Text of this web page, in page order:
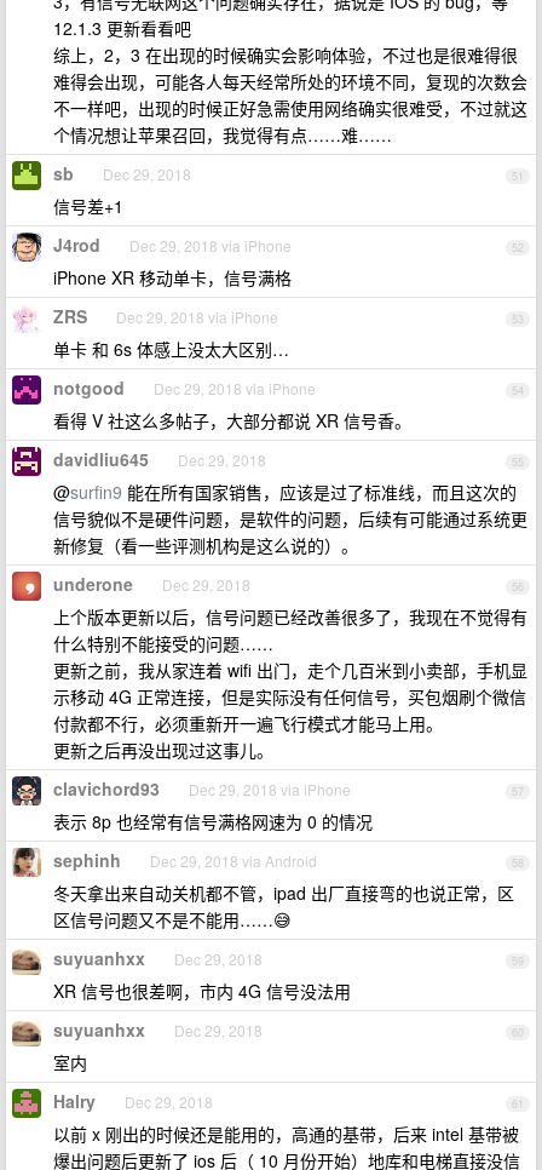
12.1.3 更新看看吧
综上，2，3 在出现的时候确实会影响体验，不过也是很难得很
难得会出现，可能各人每天经常所处的环境不同，复现的次数会
不一样吧，出现的时候正好急需使用网络确实很难受，不过就这
个情况想让苹果召回，我觉得有点……难……
51
sb Dec 29, 2018
信号差+1
52
J4rod Dec 29, 2018 via iPhone
iPhone XR 移动单卡，信号满格
53
ZRS Dec 29, 2018 via iPhone
单卡 和 6s 体感上没太大区别…
54
notgood Dec 29, 2018 via iPhone
看得 V 社这么多帖子，大部分都说 XR 信号香。
55
davidliu645 Dec 29, 2018
@surfin9 能在所有国家销售，应该是过了标准线，而且这次的
信号貌似不是硬件问题，是软件的问题，后续有可能通过系统更
新修复（看一些评测机构是这么说的）。
56
underone Dec 29, 2018
上个版本更新以后，信号问题已经改善很多了，我现在不觉得有
什么特别不能接受的问题……
更新之前，我从家连着 wifi 出门，走个几百米到小卖部，手机显
示移动 4G 正常连接，但是实际没有任何信号，买包烟刷个微信
付款都不行，必须重新开一遍飞行模式才能马上用。
更新之后再没出现过这事儿。
57
clavichord93 Dec 29, 2018 via iPhone
表示 8p 也经常有信号满格网速为 0 的情况
58
sephinh Dec 29, 2018 via Android
冬天拿出来自动关机都不管，ipad 出厂直接弯的也说正常，区
区信号问题又不是不能用……😅
59
suyuanhxx Dec 29, 2018
XR 信号也很差啊，市内 4G 信号没法用
60
suyuanhxx Dec 29, 2018
室内
61
Halry Dec 29, 2018
以前 x 刚出的时候还是能用的，高通的基带，后来 intel 基带被
爆出问题后更新了 ios 后（ 10 月份开始）地库和电梯直接没信